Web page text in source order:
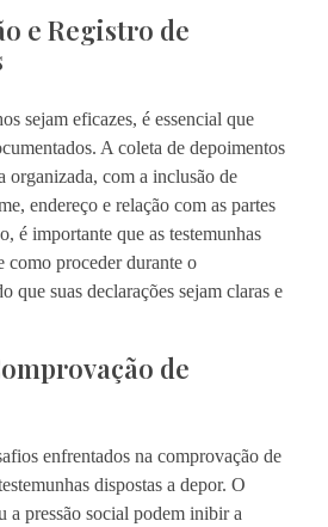
e Registro de
sejam eficazes, é essencial que
A coleta de depoimentos
organizada, com a inclusão de
endereço e relação com as partes
é importante que as testemunhas
como proceder durante o
que suas declarações sejam claras e
de
enfrentados na comprovação de
dispostas a depor. O
a pressão social podem inibir a